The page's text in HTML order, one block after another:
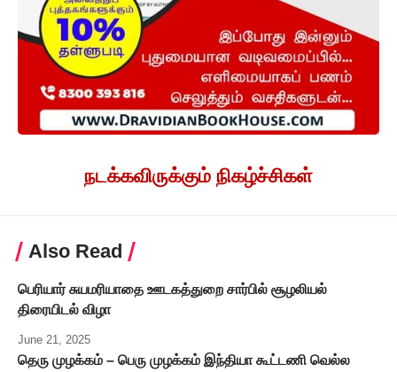
நடக்கவிருக்கும் நிகழ்ச்சிகள்
Also Read
பெரியார் சுயமரியாதை ஊடகத்துறை சார்பில் சூழலியல்
திரையிடல் விழா
June 21, 2025
தெரு முழக்கம் – பெரு முழக்கம் இந்தியா கூட்டணி வெல்ல